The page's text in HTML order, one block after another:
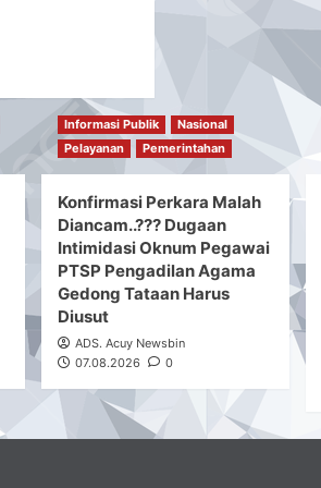
Informasi Publik
Nasional
Pelayanan
Pemerintahan
Konfirmasi Perkara Malah
Diancam..??? Dugaan
Intimidasi Oknum Pegawai
PTSP Pengadilan Agama
Gedong Tataan Harus
Diusut
ADS. Acuy Newsbin
07.08.2026
0